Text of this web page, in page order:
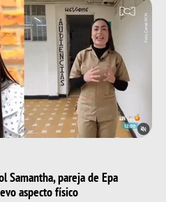
Samantha, pareja de Epa
aspecto físico